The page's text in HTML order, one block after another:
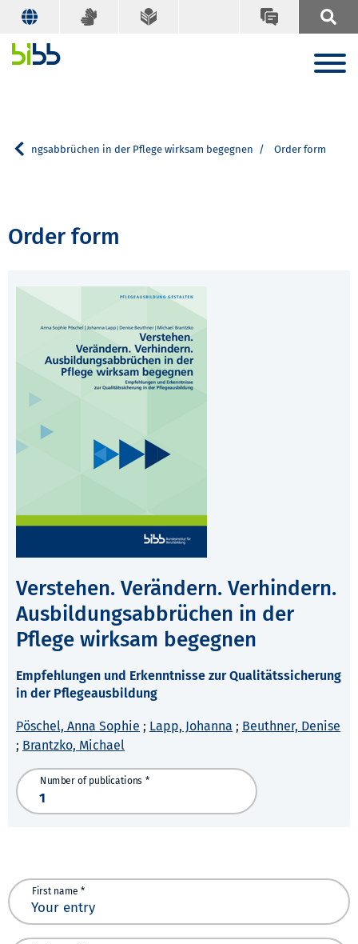
in der Pflege wirksam begegnen Order form
Order form
Verstehen. Verändern. Verhindern.
Ausbildungsabbrüchen in der
Pflege wirksam begegnen
Empfehlungen und Erkenntnisse zur Qualitätssicherung
in der Pflegeausbildung
Pöschel, Anna Sophie ; Lapp, Johanna ; Beuthner, Denise
; Brantzko, Michael
Number of publications *
First name *